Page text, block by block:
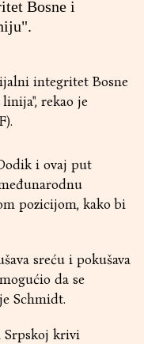
Bosne i
integritet Bosne
rekao je
i ovaj put
pozicijom, kako bi
sreću i pokušava
da se
Schmidt.
Srpskoj krivi